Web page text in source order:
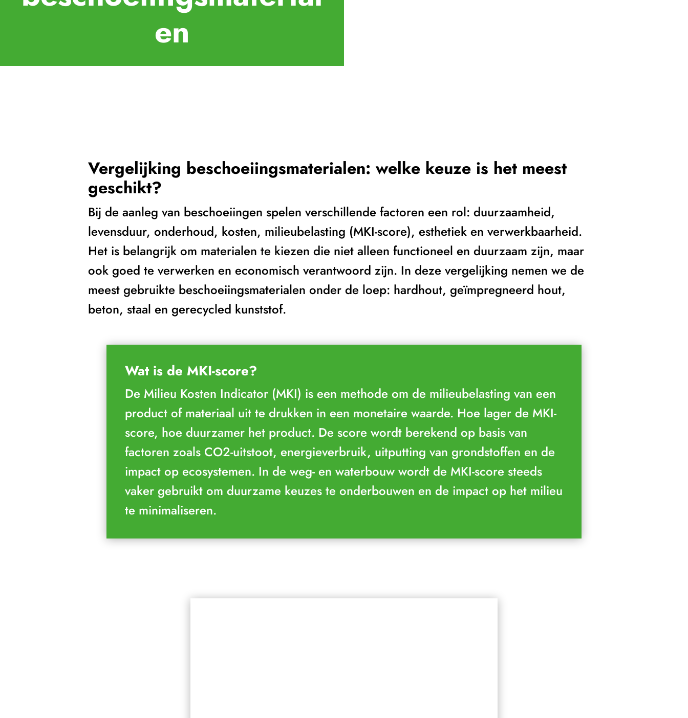
en
Vergelijking beschoeiings­materialen: welke keuze is het meest
geschikt?
Bij de aanleg van beschoeiingen spelen verschillende factoren een rol: duurzaamheid,
levensduur, onderhoud, kosten, milieubelasting (MKI-score), esthetiek en verwerkbaarheid.
Het is belangrijk om materialen te kiezen die niet alleen functioneel en duurzaam zijn, maar
ook goed te verwerken en economisch verantwoord zijn. In deze vergelijking nemen we de
meest gebruikte beschoeiingsmaterialen onder de loep: hardhout, geïmpregneerd hout,
beton, staal en gerecycled kunststof.
Wat is de MKI-score?
De Milieu Kosten Indicator (MKI) is een methode om de milieubelasting van een
product of materiaal uit te drukken in een monetaire waarde. Hoe lager de MKI-
score, hoe duurzamer het product. De score wordt berekend op basis van
factoren zoals CO2-uitstoot, energieverbruik, uitputting van grondstoffen en de
impact op ecosystemen. In de weg- en waterbouw wordt de MKI-score steeds
vaker gebruikt om duurzame keuzes te onderbouwen en de impact op het milieu
te minimaliseren.